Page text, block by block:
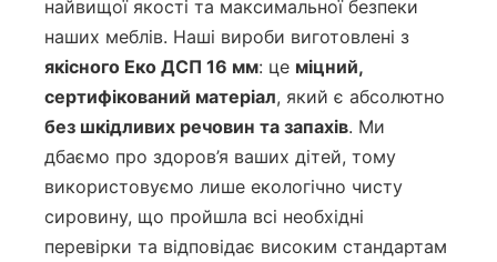
найвищої якості та максимальної безпеки
наших меблів. Наші вироби виготовлені з
якісного Еко ДСП 16 мм: це міцний,
сертифікований матеріал, який є абсолютно
без шкідливих речовин та запахів. Ми
дбаємо про здоров’я ваших дітей, тому
використовуємо лише екологічно чисту
сировину, що пройшла всі необхідні
перевірки та відповідає високим стандартам